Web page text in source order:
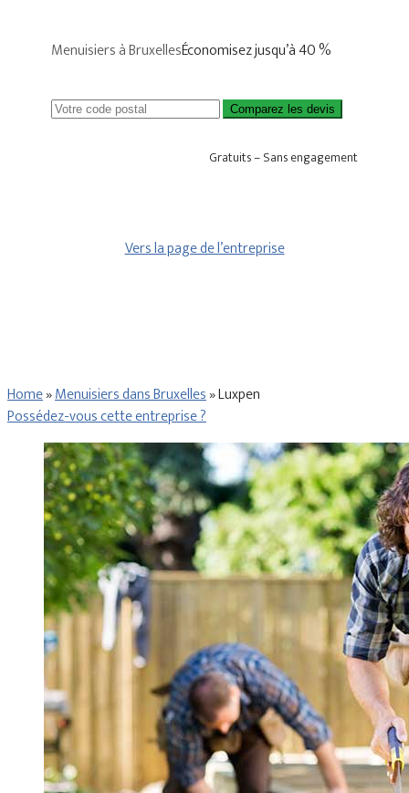
Menuisiers à BruxellesÉconomisez jusqu’à 40 %
Comparez les devis
Gratuits – Sans engagement
Vers la page de l’entreprise
Home»Menuisiers dans Bruxelles»Luxpen
Possédez-vous cette entreprise ?